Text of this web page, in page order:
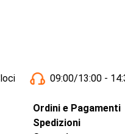
09:00/13:00 -
Ordini e Pagamenti
Spedizioni